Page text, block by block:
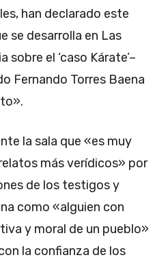
han declarado este
se desarrolla en Las
sobre el ‘caso Kárate’–
Fernando Torres Baena
la sala que «es muy
más verídicos» por
de los testigos y
como «alguien con
y moral de un pueblo»
la confianza de los